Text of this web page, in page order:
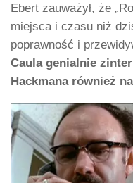
Ebert zauważył, że
miejsca i czasu niż
poprawność i
Caula genialnie
Hackmana również